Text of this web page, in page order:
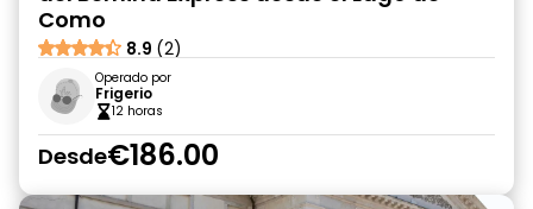
Como
8.9 (2)
Operado por
Frigerio
12 horas
Desde€186.00